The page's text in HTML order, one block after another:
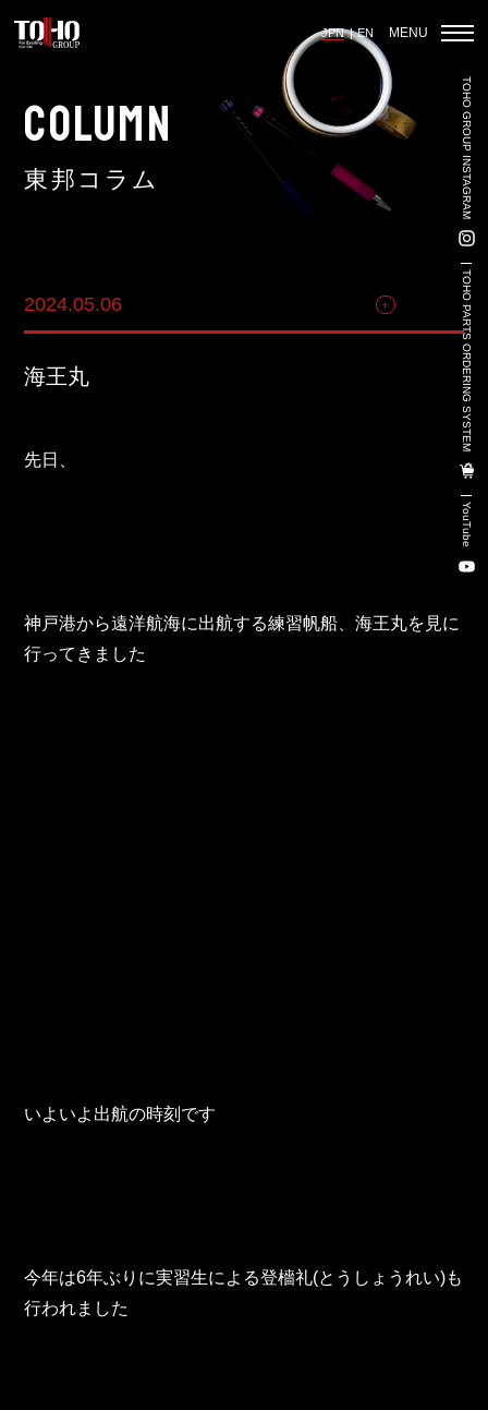
JPN EN MENU
中古車販売事業
輸出入事業
お問い合わせ
TOHO GROUP INSTAGRAM
TOHO GROUP INSTAGRAM
TOHO PARTS ORDERING SYSTEM
YouTube
COLUMN
東邦コラム
2024.05.06 その他
海王丸
先日、
神戸港から遠洋航海に出航する練習帆船、海王丸を見に
行ってきました
いよいよ出航の時刻です
今年は6年ぶりに実習生による登檣礼(とうしょうれい)も
行われました